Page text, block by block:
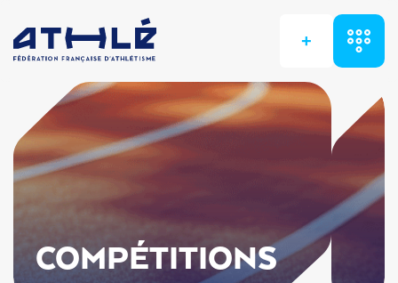
+
COMPÉTITIONS